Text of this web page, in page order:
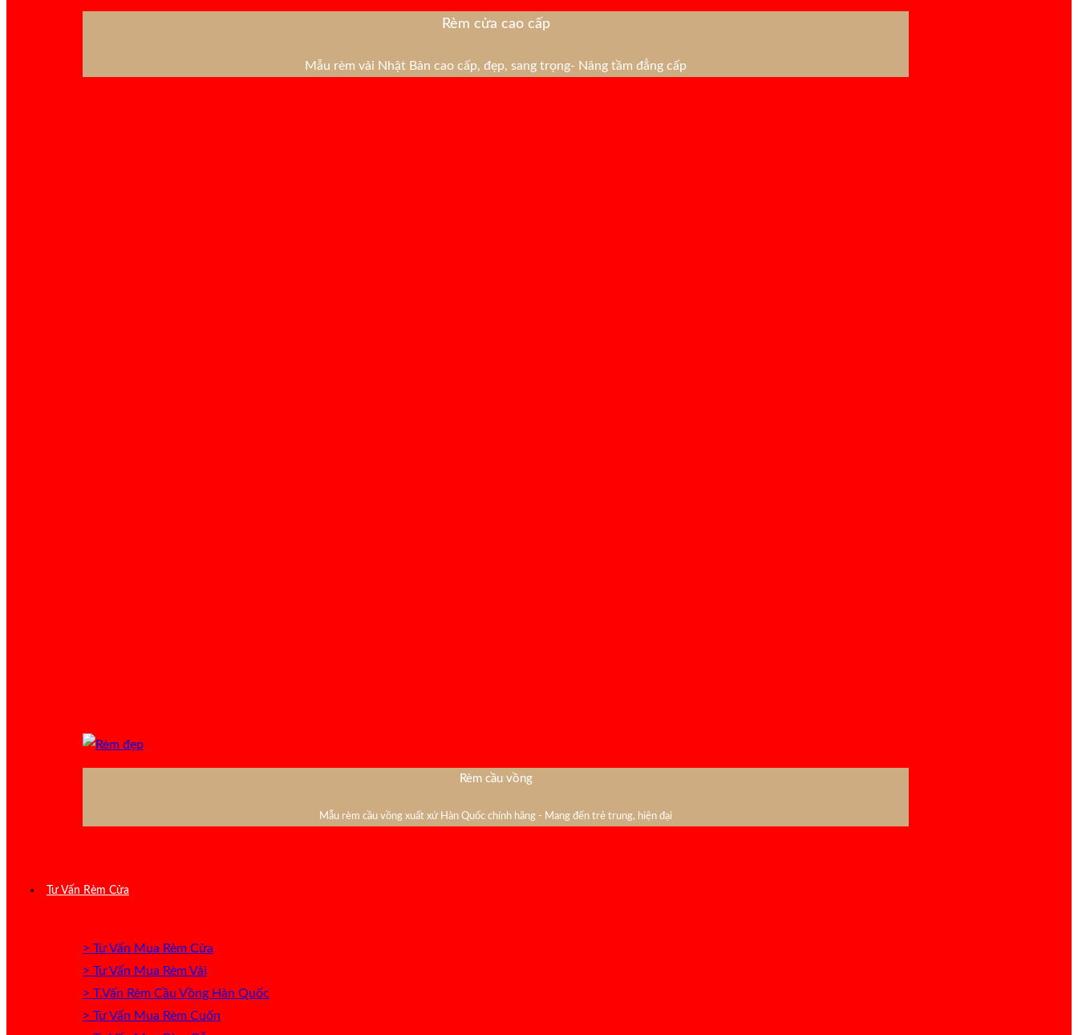
Rèm cửa cao cấp
Mẫu rèm vải Nhật Bản cao cấp, đẹp, sang trọng- Nâng tầm đẳng cấp
Rèm cầu vồng
Mẫu rèm cầu vồng xuất xứ Hàn Quốc chính hãng - Mang đến trẻ trung, hiện đại
Tư Vấn Rèm Cửa
> Tư Vấn Mua Rèm Cửa
> Tư Vấn Mua Rèm Vải
> T.Vấn Rèm Cầu Vồng Hàn Quốc
> Tư Vấn Mua Rèm Cuốn